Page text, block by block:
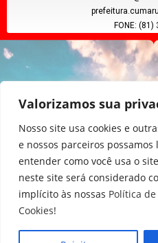
Valorizamos sua
Nosso site usa cookies e
e nossos parceiros
entender como você usa o
neste site será considerado
implícito às nossas Política
Cookies!
FONE:
CNPJ: